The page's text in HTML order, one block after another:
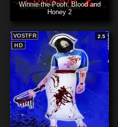
Winnie-the-Pooh: Blood and
Honey 2
HD
VOSTFR 2.5